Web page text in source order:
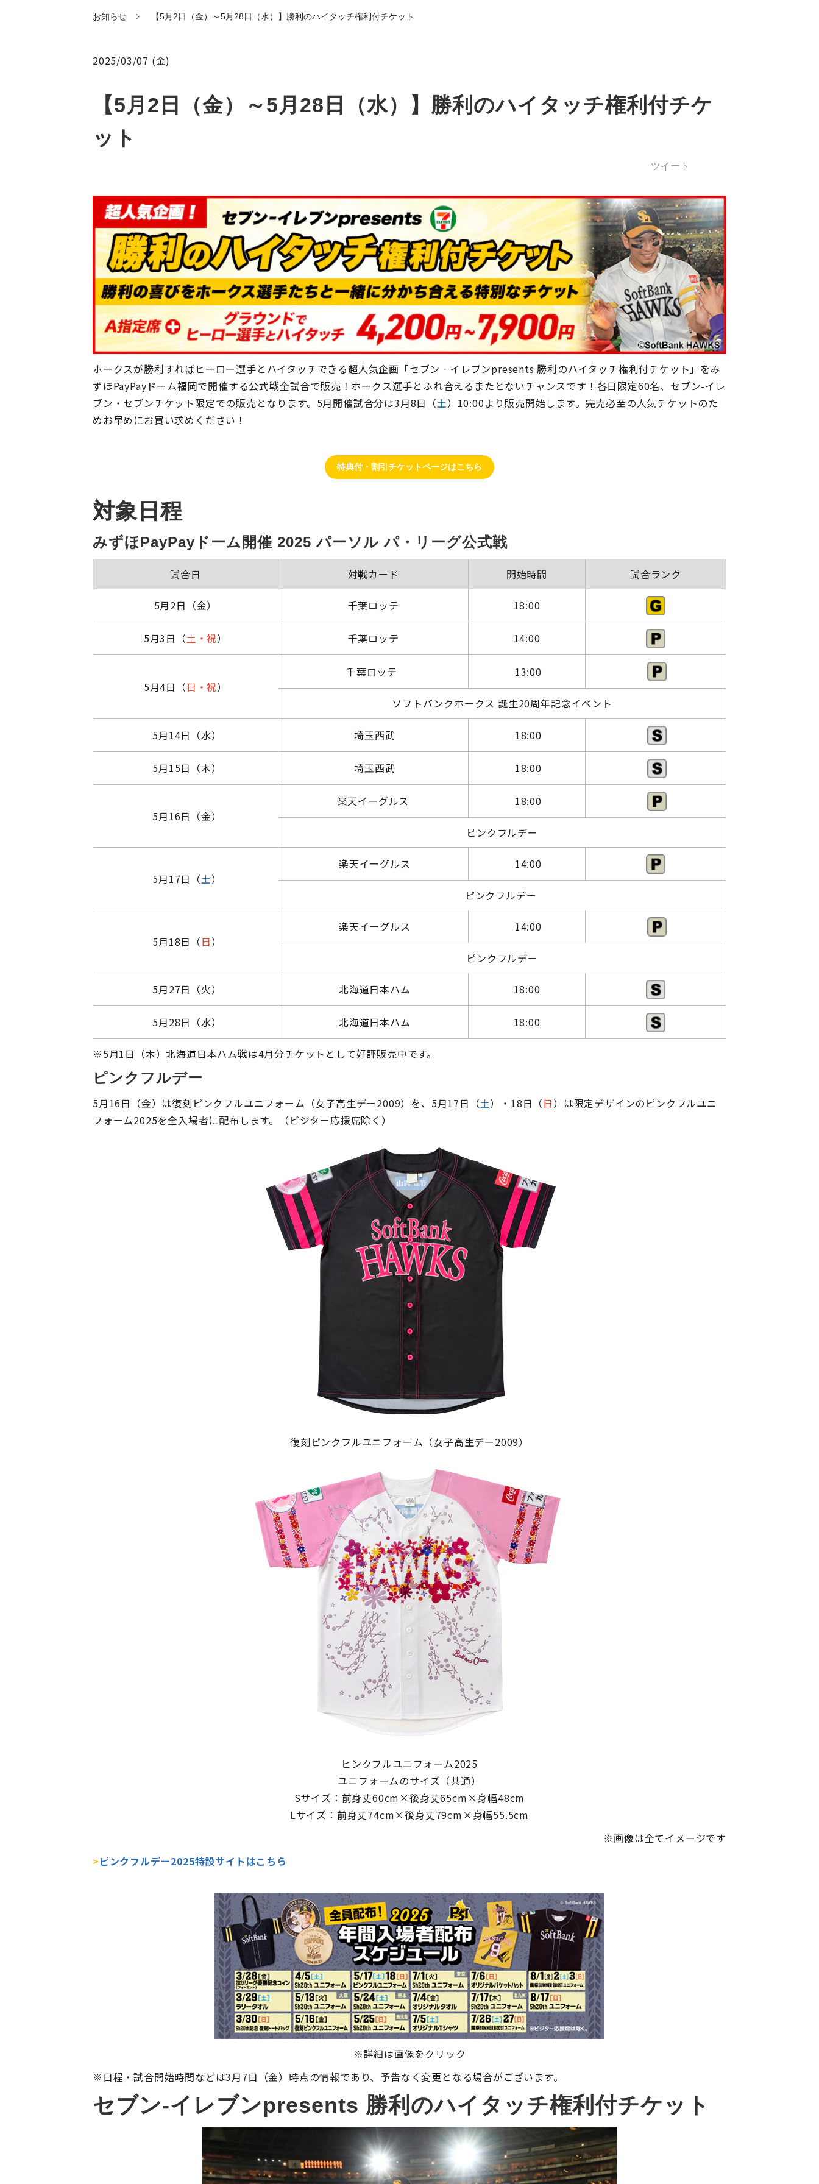
お知らせ 【5月2日（金）～5月28日（水）】勝利のハイタッチ権利付チケット
2025/03/07 (金)
【5月2日（金）～5月28日（水）】勝利のハイタッチ権利付チケ
ット
ツイート
ホークスが勝利すればヒーロー選手とハイタッチできる超人気企画「セブン‐イレブンpresents 勝利のハイタッチ権利付チケット」をみ
ずほPayPayドーム福岡で開催する公式戦全試合で販売！ホークス選手とふれ合えるまたとないチャンスです！各日限定60名、セブン-イレ
ブン・セブンチケット限定での販売となります。5月開催試合分は3月8日（土）10:00より販売開始します。完売必至の人気チケットのた
めお早めにお買い求めください！
特典付・割引チケットページはこちら
対象日程
みずほPayPayドーム開催 2025 パーソル パ・リーグ公式戦
試合日 対戦カード 開始時間 試合ランク
5月2日（金） 千葉ロッテ 18:00
5月3日（土・祝） 千葉ロッテ 14:00
5月4日（日・祝）
千葉ロッテ 13:00
ソフトバンクホークス 誕生20周年記念イベント
5月14日（水） 埼玉西武 18:00
5月15日（木） 埼玉西武 18:00
5月16日（金）
楽天イーグルス 18:00
ピンクフルデー
5月17日（土）
楽天イーグルス 14:00
ピンクフルデー
5月18日（日）
楽天イーグルス 14:00
ピンクフルデー
5月27日（火） 北海道日本ハム 18:00
5月28日（水） 北海道日本ハム 18:00
※5月1日（木）北海道日本ハム戦は4月分チケットとして好評販売中です。
ピンクフルデー
5月16日（金）は復刻ピンクフルユニフォーム（女子高生デー2009）を、5月17日（土）・18日（日）は限定デザインのピンクフルユニ
フォーム2025を全入場者に配布します。（ビジター応援席除く）
復刻ピンクフルユニフォーム（女子高生デー2009）
ピンクフルユニフォーム2025
ユニフォームのサイズ（共通）
Sサイズ：前身丈60cm×後身丈65cm×身幅48cm
Lサイズ：前身丈74cm×後身丈79cm×身幅55.5cm
※画像は全てイメージです
>ピンクフルデー2025特設サイトはこちら
※詳細は画像をクリック
※日程・試合開始時間などは3月7日（金）時点の情報であり、予告なく変更となる場合がございます。
セブン‐イレブンpresents 勝利のハイタッチ権利付チケット